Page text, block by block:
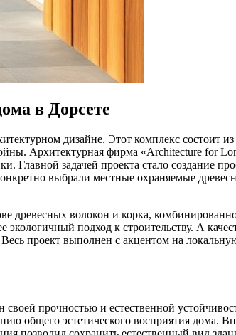
в Дорсете
дизайне. Этот комплекс состоит
Архитектурная фирма «Architecture for
Главной задачей проекта стало создание
выбрали местные охраняемые
древесных волокон и корка,
подход к строительству. А
проект выполнен с акцентом на
прочностью и естественной
общего эстетического восприятия дома.